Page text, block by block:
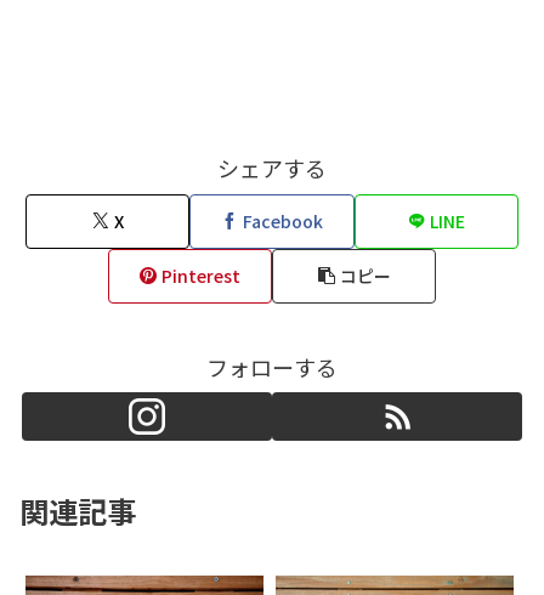
シェアする
X Facebook LINE
Pinterest コピー
フォローする
関連記事